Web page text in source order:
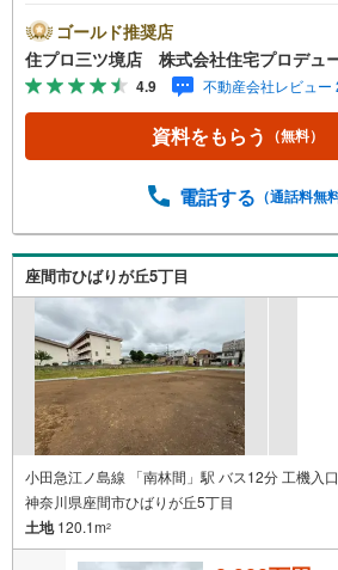
座間市エリアに強い！ 住プロは、
エリアの不動産売買専門会社です
定で販売する物件情報も多数ござ
問合せ下さい！ -------------- 弊社独自の住宅ローン提案シス
テム 弊社ではファイナンシャル
な資金アドバイス】【ファイナ
【定年時の住宅ローン残高】【住
ナス】これから多くなる【教育費
まる【住宅ローン返済】65歳以上
費用負担】住宅探しの【このタイ
明確にしていきませんか？？
ゴールド推奨店
住プロ三ツ境店 株式会社住宅プロデュ
4.9 不動産会社レビュー
資料をもらう （無料）
電話する （通話料無
座間市ひばりが丘5丁目
小田急江ノ島線 「南林間」駅 バス12分 工機入
神奈川県座間市ひばりが丘5丁目
土地120.1m2